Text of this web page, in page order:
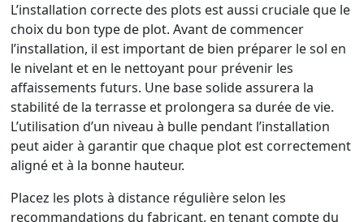
L’installation correcte des plots est aussi cruciale que le
choix du bon type de plot. Avant de commencer
l’installation, il est important de bien préparer le sol en
le nivelant et en le nettoyant pour prévenir les
affaissements futurs. Une base solide assurera la
stabilité de la terrasse et prolongera sa durée de vie.
L’utilisation d’un niveau à bulle pendant l’installation
peut aider à garantir que chaque plot est correctement
aligné et à la bonne hauteur.
Placez les plots à distance régulière selon les
recommandations du fabricant, en tenant compte du